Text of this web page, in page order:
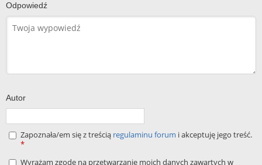
Odpowiedź
Autor
Zapoznała/em się z treścią regulaminu forum i akceptuję jego treść.
*
Wyrażam zgodę na przetwarzanie moich danych zawartych w